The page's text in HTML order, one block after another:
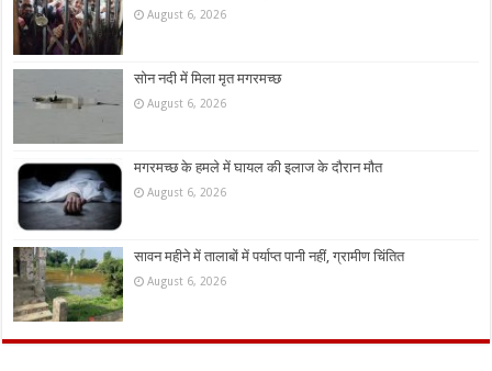
August 6, 2026
सोन नदी में मिला मृत मगरमच्छ
August 6, 2026
मगरमच्छ के हमले में घायल की इलाज के दौरान मौत
August 6, 2026
सावन महीने में तालाबों में पर्याप्त पानी नहीं, ग्रामीण चिंतित
August 6, 2026